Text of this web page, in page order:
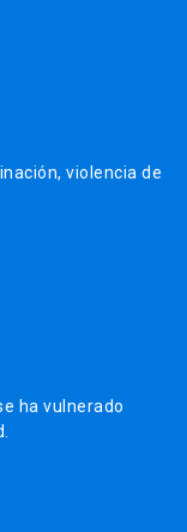
violencia de
ha vulnerado